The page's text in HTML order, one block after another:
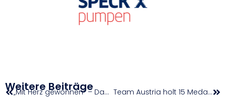
Weitere Beiträge „Mit Herz gewonnen“ – Das sagen Head Coach Naglic und Routinier Ersek nach dem Quali-Coup Team Austria holt 15 Medaillen